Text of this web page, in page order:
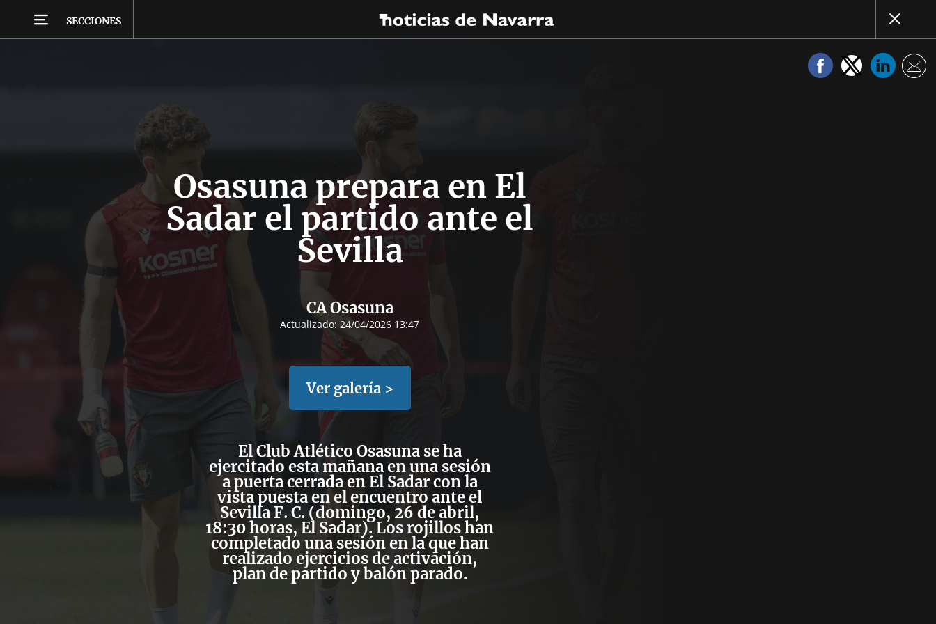
SECCIONES
Osasuna prepara en El
Sadar el partido ante el
Sevilla
CA Osasuna
Actualizado: 24/04/2026 13:47
Ver galería >
El Club Atlético Osasuna se ha
ejercitado esta mañana en una sesión
a puerta cerrada en El Sadar con la
vista puesta en el encuentro ante el
Sevilla F. C. (domingo, 26 de abril,
18:30 horas, El Sadar). Los rojillos han
completado una sesión en la que han
realizado ejercicios de activación,
plan de partido y balón parado.